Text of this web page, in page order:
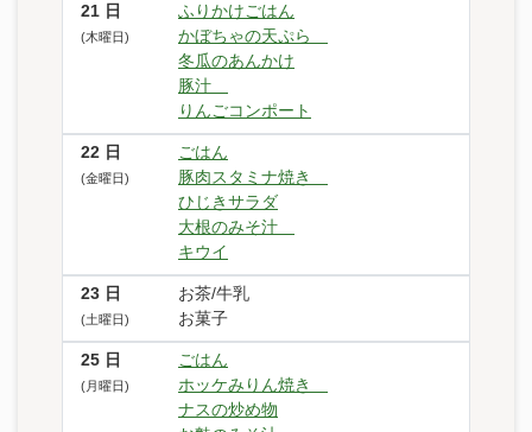
21 日
(木曜日)
ふりかけごはん
かぼちゃの天ぷら
冬瓜のあんかけ
豚汁
りんごコンポート
22 日
(金曜日)
ごはん
豚肉スタミナ焼き
ひじきサラダ
大根のみそ汁
キウイ
23 日
(土曜日)
お茶/牛乳
お菓子
25 日
(月曜日)
ごはん
ホッケみりん焼き
ナスの炒め物